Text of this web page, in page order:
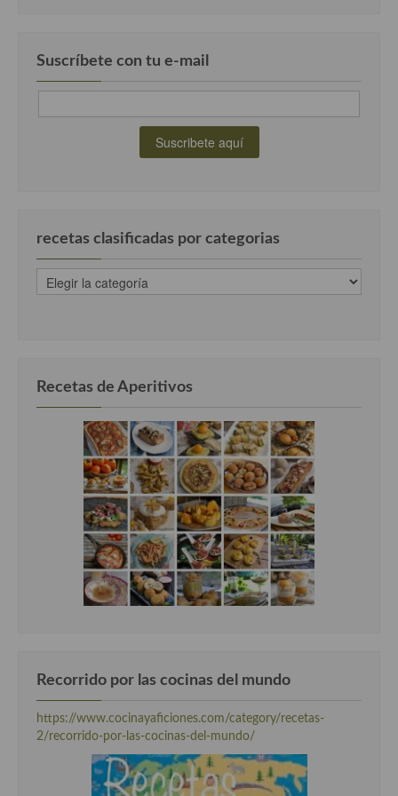
Cocina Castilla – La Mancha
Cocina Catalana
Cocina Madrileña
Cocina Murciana
Cocina Navarra
Cocina Riojana
Cocina Valenciana
Cocina Vasca
Cocina Europea
Cocina Austriaca
Cocina Belga
Cocina Britanica
Cocina Bulgara
Suscríbete con tu e-mail
recetas clasificadas por categorias
recetas
clasificadas
Recetas de Aperitivos
Recorrido por las cocinas del mundo
https://www.cocinayaficiones.com/category/recetas-
2/recorrido-por-las-cocinas-del-mundo/